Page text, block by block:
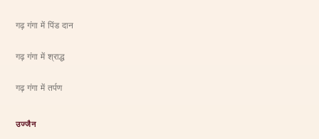
गढ़ गंगा में पिंड दान
गढ़ गंगा में श्राद्ध
गढ़ गंगा में तर्पण
उज्जैन